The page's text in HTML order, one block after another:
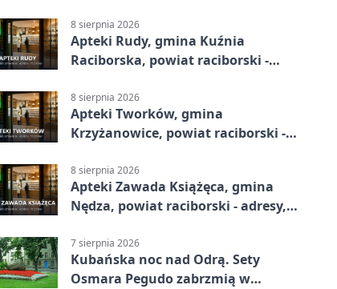
8 sierpnia 2026
Apteki Rudy, gmina Kuźnia
Raciborska, powiat raciborski -
8 sierpnia 2026
Apteki Tworków, gmina
Krzyżanowice, powiat raciborski -
8 sierpnia 2026
Apteki Zawada Książęca, gmina
Nędza, powiat raciborski - adresy,
7 sierpnia 2026
Kubańska noc nad Odrą. Sety
Osmara Pegudo zabrzmią w